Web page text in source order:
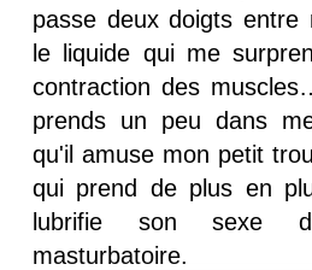
passe deux doigts entre
le liquide qui me
contraction des
prends un peu dans
qu'il amuse mon petit
qui prend de plus en
lubrifie son sexe
masturbatoire.